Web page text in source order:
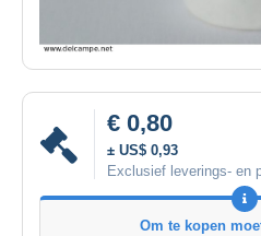
€ 0,80
± US$ 0,93
Exclusief leverings- en
Om te kopen